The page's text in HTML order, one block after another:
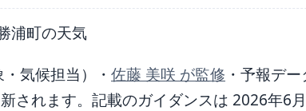
浦町の天気
・気候担当） ・ 佐藤 美咲 が監修 ・ 予報デー
されます。記載のガイダンスは 2026年6